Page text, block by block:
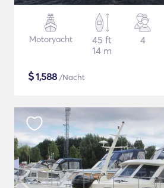
Motoryacht
45 ft
14 m
4
$1,588 /Nacht